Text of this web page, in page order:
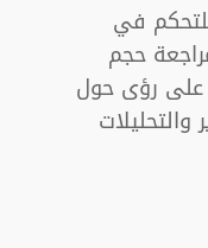
في
حجم
على رؤى حول
والتحليلات